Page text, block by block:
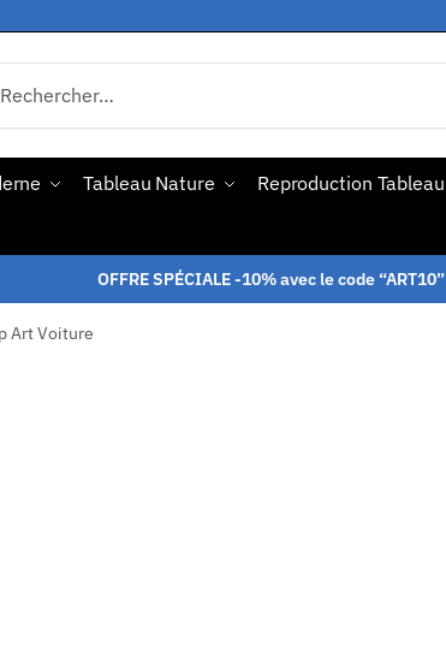
Tableau Nature Reproduction Tableau
OFFRE SPÉCIALE -10% avec le code “ART10”
Art Voiture